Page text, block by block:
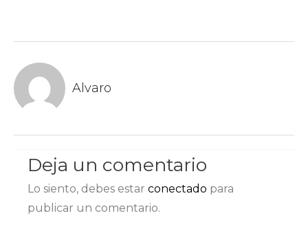
Alvaro
Deja un comentario
Lo siento, debes estar conectado para
publicar un comentario.